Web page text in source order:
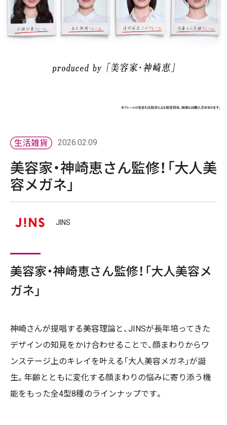
2026.02.09
美容家・神崎恵さん監修！「大人美
容メガネ」
JINS
美容家・神崎恵さん監修！「大人美容メ
ガネ」
神崎さんが提唱する美容理論と、JINSが長年培ってきた
デザインの知見をかけ合わせることで、顔まわりからワ
ンステージ上のキレイを叶える「大人美容メガネ」が誕
生。年齢とともに変化する顔まわりの悩みに寄り添う機
能をもった全4型8種のラインナップです。